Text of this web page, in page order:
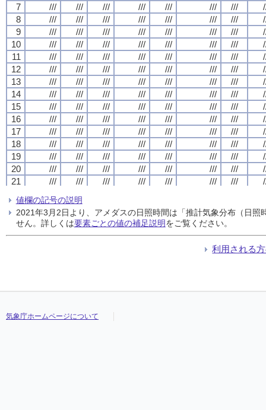
7
/// /// /// /// /// /// ///
8
/// /// /// /// /// /// ///
9
/// /// /// /// /// /// ///
10
/// /// /// /// /// /// ///
11
/// /// /// /// /// /// ///
12
/// /// /// /// /// /// ///
13
/// /// /// /// /// /// ///
14
/// /// /// /// /// /// ///
15
/// /// /// /// /// /// ///
16
/// /// /// /// /// /// ///
17
/// /// /// /// /// /// ///
18
/// /// /// /// /// /// ///
19
/// /// /// /// /// /// ///
20
/// /// /// /// /// /// ///
21
/// /// /// /// /// /// ///
23
/// /// ///
24
/// /// /// /// /// /// ///
7
/// /// /// /// /// /// ///
8
/// /// /// /// /// /// ///
9
/// /// /// /// /// /// ///
10
/// /// /// /// /// /// ///
11
/// /// /// /// /// /// ///
12
/// /// /// /// /// /// ///
13
/// /// /// /// /// /// ///
14
/// /// /// /// /// /// ///
15
/// /// /// /// /// /// ///
16
/// /// /// /// /// /// ///
17
/// /// /// /// /// /// ///
18
/// /// /// /// /// /// ///
19
/// /// /// /// /// /// ///
20
/// /// /// /// /// /// ///
21
/// /// /// /// /// /// ///
23
/// /// ///
24
/// /// /// /// /// /// ///
7
/// /// /// /// /// /// ///
8
/// /// /// /// /// /// ///
9
/// /// /// /// /// /// ///
10
/// /// /// /// /// /// ///
11
/// /// /// /// /// /// ///
12
/// /// /// /// /// /// ///
13
/// /// /// /// /// /// ///
14
/// /// /// /// /// /// ///
15
/// /// /// /// /// /// ///
16
/// /// /// /// /// /// ///
17
/// /// /// /// /// /// ///
18
/// /// /// /// /// /// ///
19
/// /// /// /// /// /// ///
20
/// /// /// /// /// /// ///
21
/// /// /// /// /// /// ///
23
/// /// ///
24
/// /// /// /// /// /// ///
7
/// /// /// /// /// /// ///
8
/// /// /// /// /// /// ///
9
/// /// /// /// /// /// ///
10
/// /// /// /// /// /// ///
11
/// /// /// /// /// /// ///
12
/// /// /// /// /// /// ///
13
/// /// /// /// /// /// ///
14
/// /// /// /// /// /// ///
15
/// /// /// /// /// /// ///
16
/// /// /// /// /// /// ///
17
/// /// /// /// /// /// ///
18
/// /// /// /// /// /// ///
19
/// /// /// /// /// /// ///
20
/// /// /// /// /// /// ///
21
/// /// /// /// /// /// ///
23
/// /// ///
24
/// /// /// /// /// /// ///
値欄の記号の説明
2021年3月2日より、アメダスの日照時間は「推計気象分布（日
せん。詳しくは要素ごとの値の補足説明をご覧ください。
利用される
気象庁ホームページについて